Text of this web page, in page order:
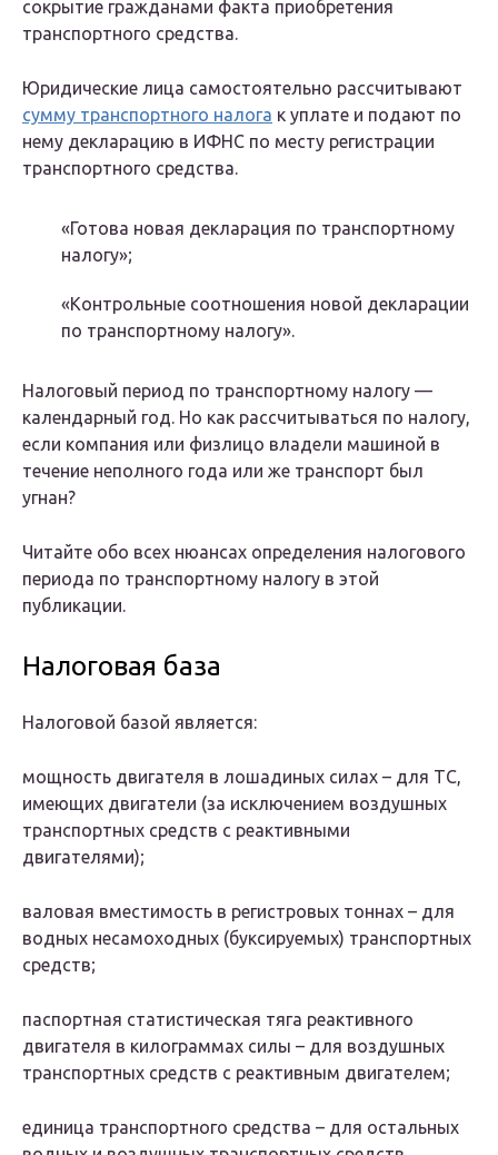
сокрытие гражданами факта приобретения
транспортного средства.
Юридические лица самостоятельно рассчитывают
сумму транспортного налога к уплате и подают по
нему декларацию в ИФНС по месту регистрации
транспортного средства.
«Готова новая декларация по транспортному
налогу»;
«Контрольные соотношения новой декларации
по транспортному налогу».
Налоговый период по транспортному налогу —
календарный год. Но как рассчитываться по налогу,
если компания или физлицо владели машиной в
течение неполного года или же транспорт был
угнан?
Читайте обо всех нюансах определения налогового
периода по транспортному налогу в этой
публикации.
Налоговая база
Налоговой базой является:
мощность двигателя в лошадиных силах – для ТС,
имеющих двигатели (за исключением воздушных
транспортных средств с реактивными
двигателями);
валовая вместимость в регистровых тоннах – для
водных несамоходных (буксируемых) транспортных
средств;
паспортная статистическая тяга реактивного
двигателя в килограммах силы – для воздушных
транспортных средств с реактивным двигателем;
единица транспортного средства – для остальных